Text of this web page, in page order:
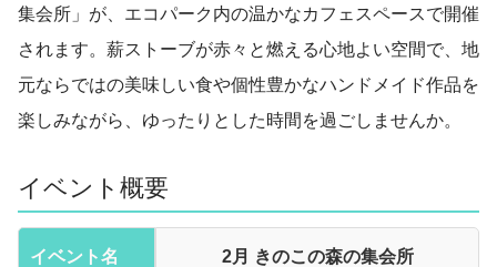
集会所」が、エコパーク内の温かなカフェスペースで開催
されます。薪ストーブが赤々と燃える心地よい空間で、地
元ならではの美味しい食や個性豊かなハンドメイド作品を
楽しみながら、ゆったりとした時間を過ごしませんか。
イベント概要
イベント名 2月 きのこの森の集会所